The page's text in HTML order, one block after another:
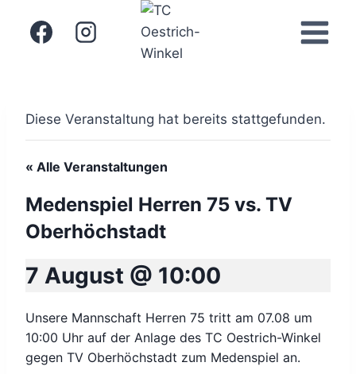
Inhalt
Diese Veranstaltung hat bereits stattgefunden.
« Alle Veranstaltungen
Medenspiel Herren 75 vs. TV
Oberhöchstadt
7 August @ 10:00
Unsere Mannschaft Herren 75 tritt am 07.08 um
10:00 Uhr auf der Anlage des TC Oestrich-Winkel
gegen TV Oberhöchstadt zum Medenspiel an.